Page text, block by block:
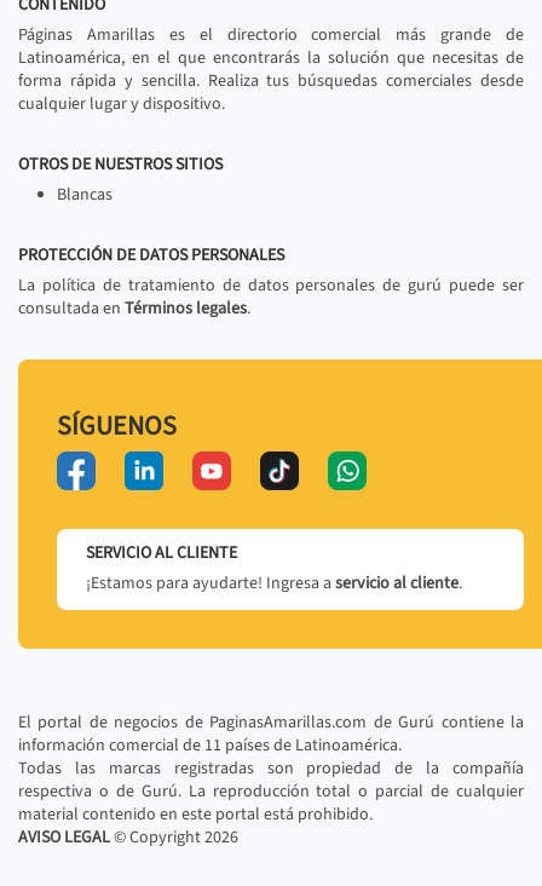
Páginas Amarillas es el directorio comercial más grande de
Latinoamérica, en el que encontrarás la solución que necesitas de
forma rápida y sencilla. Realiza tus búsquedas comerciales desde
cualquier lugar y dispositivo.
OTROS DE NUESTROS SITIOS
Blancas
PROTECCIÓN DE DATOS PERSONALES
La política de tratamiento de datos personales de gurú puede ser
consultada en Términos legales.
SÍGUENOS
SERVICIO AL CLIENTE
¡Estamos para ayudarte! Ingresa a servicio al cliente.
El portal de negocios de PaginasAmarillas.com de Gurú contiene la
información comercial de 11 países de Latinoamérica.
Todas las marcas registradas son propiedad de la compañía
respectiva o de Gurú. La reproducción total o parcial de cualquier
material contenido en este portal está prohibido.
AVISO LEGAL© Copyright2026